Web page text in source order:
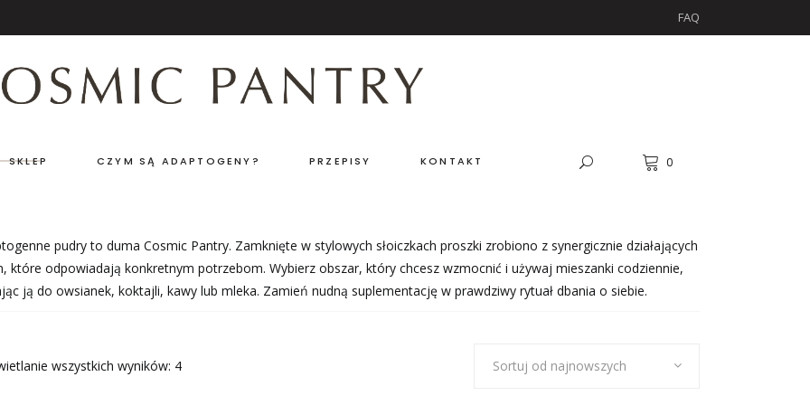
FAQ
SKLEP CZYM SĄ ADAPTOGENY? PRZEPISY KONTAKT 0
pudry to duma Cosmic Pantry. Zamknięte w stylowych słoiczkach proszki zrobiono z synergicznie działających
które odpowiadają konkretnym potrzebom. Wybierz obszar, który chcesz wzmocnić i używaj mieszanki codziennie,
ją do owsianek, koktajli, kawy lub mleka. Zamień nudną suplementację w prawdziwy rytuał dbania o siebie.
wszystkich wyników: 4Posortowane Sortuj od najnowszych